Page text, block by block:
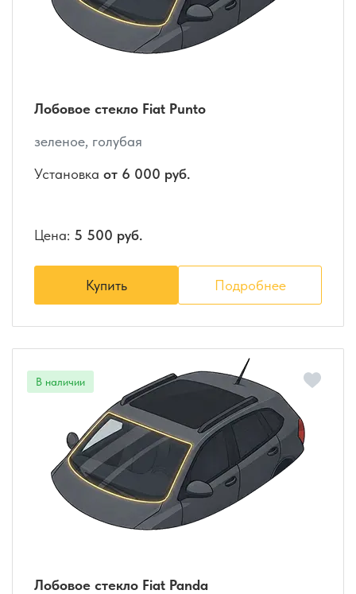
Лобовое стекло Fiat Punto
зеленое, голубая
Установка от 6 000 руб.
Цена: 5 500 руб.
Купить Подробнее
Лобовое стекло Fiat Panda